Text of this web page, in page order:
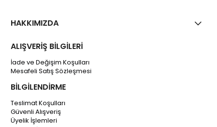
HAKKIMIZDA
ALIŞVERİŞ BİLGİLERİ
İade ve Değişim Koşulları
Mesafeli Satış Sözleşmesi
BİLGİLENDİRME
Teslimat Koşulları
Güvenli Alışveriş
Üyelik İşlemleri